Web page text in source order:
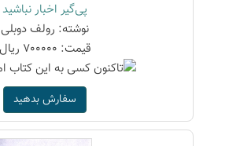
پی‌گیر اخبار نباشید
نوشته: رولف دوبلی
قیمت: 700000 ریال
سفارش بدهید